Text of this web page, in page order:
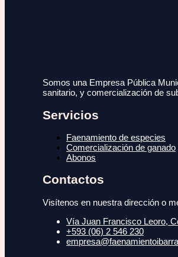
Somos una Empresa Pública
sanitario, y comercialización de
Servicios
Faenamiento de especies
Comercialización de ganado
Abonos
Contactos
Visítenos en nuestra dirección o
Vía Juan Francisco Leoro,
+593 (06) 2 546 230